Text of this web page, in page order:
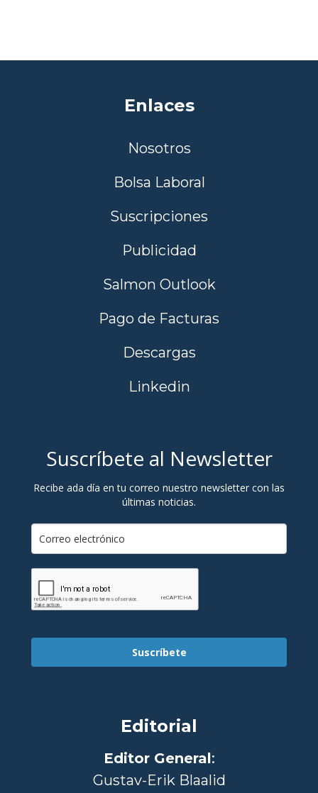
Enlaces
Nosotros
Bolsa Laboral
Suscripciones
Publicidad
Salmon Outlook
Pago de Facturas
Descargas
Linkedin
Suscríbete al Newsletter
Recibe ada día en tu correo nuestro newsletter con las
últimas noticias.
Suscríbete
Editorial
Editor General:
Gustav-Erik Blaalid